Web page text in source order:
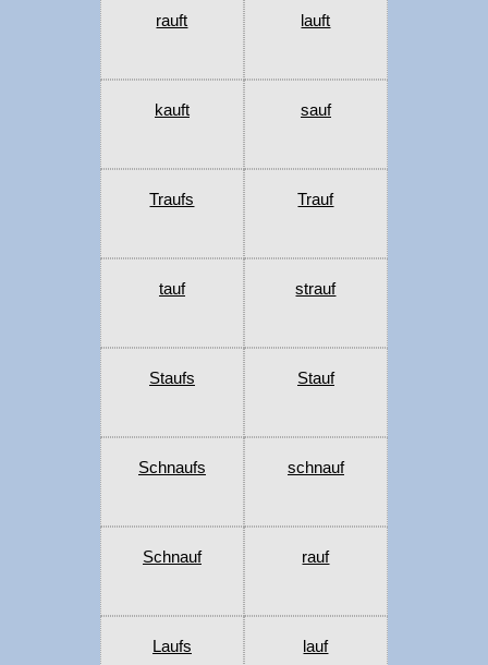
rauft lauft
kauft sauf
Traufs Trauf
tauf strauf
Staufs Stauf
Schnaufs schnauf
Schnauf rauf
Laufs lauf